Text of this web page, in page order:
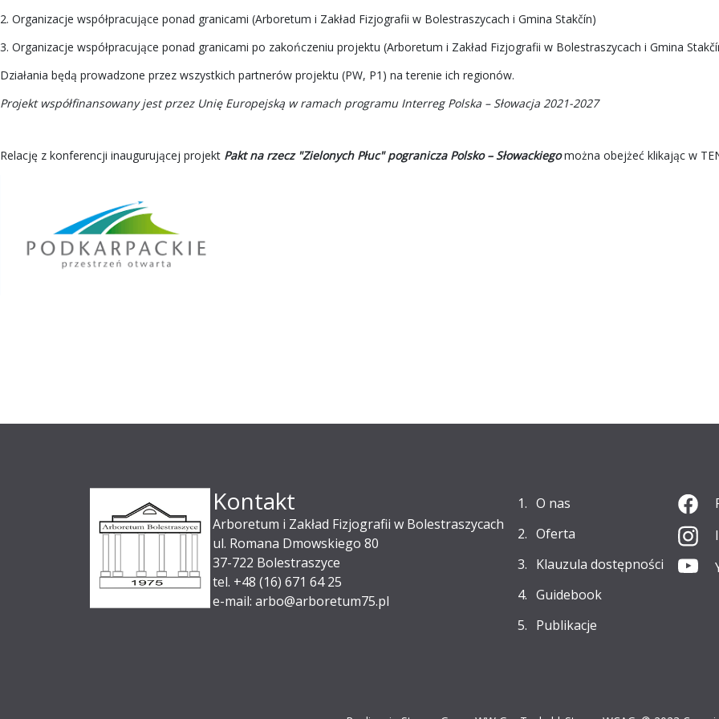
2. Organizacje współpracujące ponad granicami (Arboretum i Zakład Fizjografii w Bolestraszycach i Gmina Stakčín)
3. Organizacje współpracujące ponad granicami po zakończeniu projektu (Arboretum i Zakład Fizjografii w Bolestraszycach i Gmina
Działania będą prowadzone przez wszystkich partnerów projektu (PW, P1) na terenie ich regionów.
Projekt współfinansowany jest przez Unię Europejską w ramach programu Interreg Polska – Słowacja 2021-2027
Relację z konferencji inaugurującej projekt Pakt na rzecz "Zielonych Płuc" pogranicza Polsko – Słowackiegomożna obejżeć klikając w
Kontakt
Arboretum i Zakład Fizjografii w Bolestraszycach
ul. Romana Dmowskiego 80
37-722 Bolestraszyce
tel. +48 (16) 671 64 25
e-mail: arbo@arboretum75.pl
O nas
Oferta
Klauzula dostępności
Guidebook
Publikacje